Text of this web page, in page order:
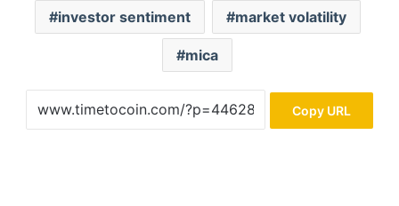
investor sentiment market volatility
mica
Copy URL